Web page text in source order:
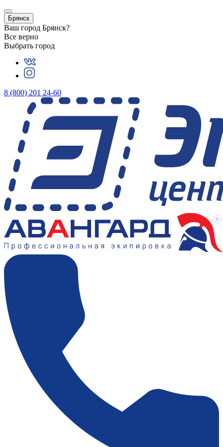
Брянск
Ваш город Брянск?
Все верно
Выбрать город
8 (800) 201 24-60